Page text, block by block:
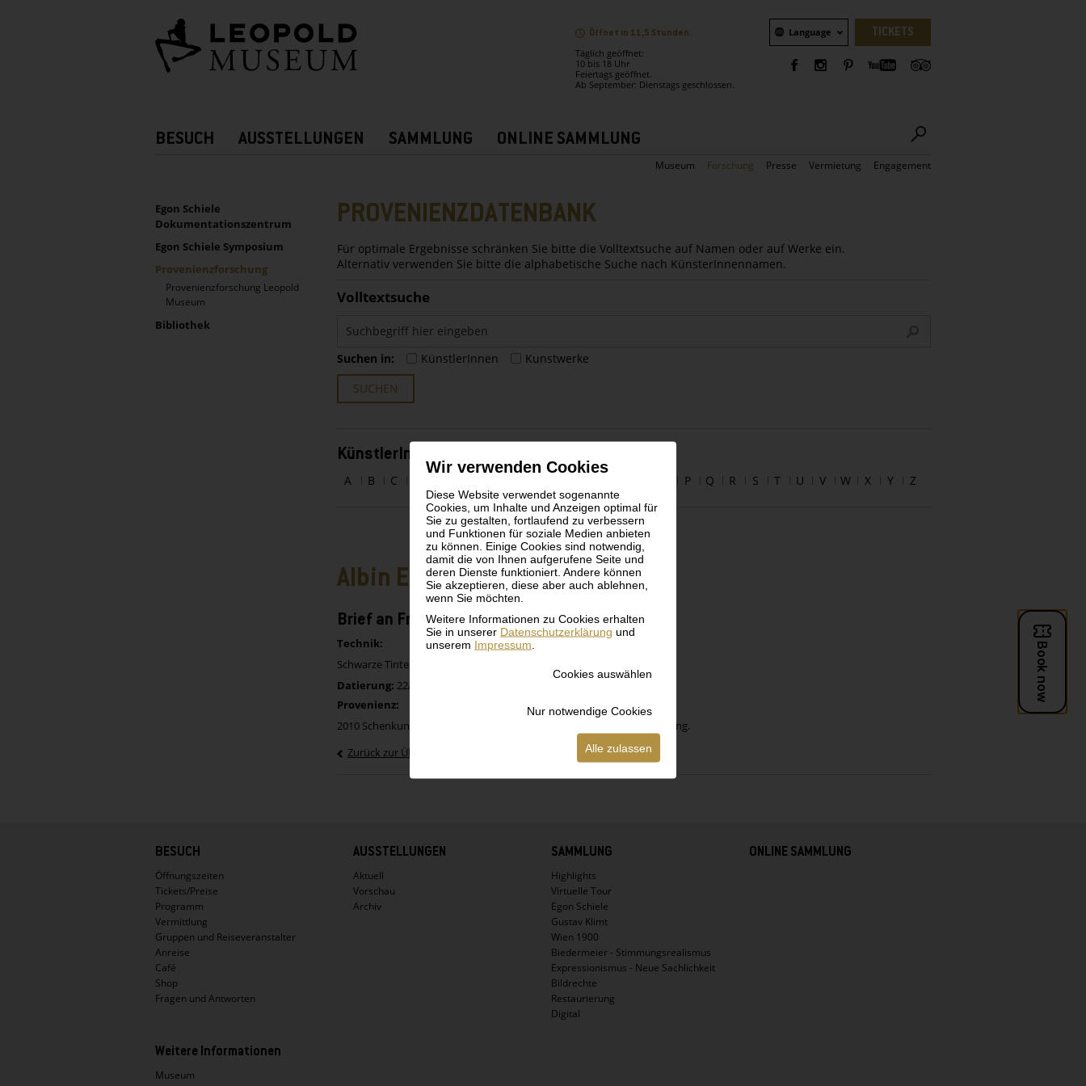
Wir verwenden Cookies
Diese Website verwendet sogenannte
Cookies, um Inhalte und Anzeigen optimal für
Sie zu gestalten, fortlaufend zu verbessern
und Funktionen für soziale Medien anbieten
zu können. Einige Cookies sind notwendig,
damit die von Ihnen aufgerufene Seite und
deren Dienste funktioniert. Andere können
Sie akzeptieren, diese aber auch ablehnen,
wenn Sie möchten.
Weitere Informationen zu Cookies erhalten
Sie in unserer Datenschutzerklärung und
unserem Impressum
Cookies auswählen
Nur notwendige Cookies
Alle zulassen
Öffnet in 11,5 Stunden.
Täglich geöffnet:
10 bis 18 Uhr
Feiertags geöffnet.
Ab September: Dienstags geschlossen.
Sprachauswahl
Language TICKETS
Hauptnavigation
BESUCH AUSSTELLUNGEN SAMMLUNG ONLINE SAMMLUNG
Museum Forschung Presse Vermietung Engagement
Sidebar
UNTERNAVIGATION
Egon Schiele
Dokumentationszentrum
Egon Schiele Symposium
Provenienzforschung
Provenienzforschung Leopold
Museum
Bibliothek
PROVENIENZDATENBANK
Für optimale Ergebnisse schränken Sie bitte die Volltextsuche auf Namen oder auf Werke ein.
Alternativ verwenden Sie bitte die alphabetische Suche nach KünsterInnennamen.
Volltextsuche
Suchen in: KünstlerInnen
Kunstwerke
SUCHEN
KünstlerInnen alphabetisch
A B C P Q R S T U V W X Y Z
Albin Egger-Lienz
Brief an Franz Hauer
Technik:
Schwarze Tinte auf Papier
Datierung: 22/12/12
Provenienz:
2010 Schenkung von Christa Hauer, 2010 Leopold Museum Privatstiftung.
Zurück zur Übersicht
BESUCH
Öffnungszeiten
Tickets/Preise
Programm
Vermittlung
Gruppen und Reiseveranstalter
Anreise
Café
Shop
Fragen und Antworten
AUSSTELLUNGEN
Aktuell
Vorschau
Archiv
SAMMLUNG
Highlights
Virtuelle Tour
Egon Schiele
Gustav Klimt
Wien 1900
Biedermeier - Stimmungsrealismus
Expressionismus - Neue Sachlichkeit
Bildrechte
Restaurierung
Digital
ONLINE SAMMLUNG
Weitere Informationen
Museum